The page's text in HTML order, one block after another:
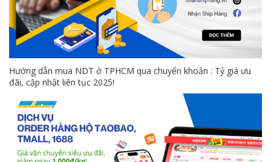
Hướng dẫn mua NDT ở TPHCM qua chuyển khoản : Tỷ giá ưu
đãi, cập nhật liên tục 2025!